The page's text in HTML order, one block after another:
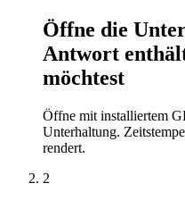
Öffne die
Antwort
möchtest
Öffne mit installiertem
Unterhaltung.
rendert.
2